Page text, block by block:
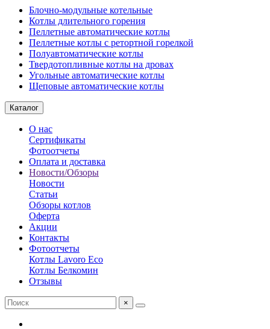
Блочно-модульные котельные
Котлы длительного горения
Пеллетные автоматические котлы
Пеллетные котлы с ретортной горелкой
Полуавтоматические котлы
Твердотопливные котлы на дровах
Угольные автоматические котлы
Щеповые автоматические котлы
Каталог
О нас
Сертификаты
Фотоотчеты
Оплата и доставка
Новости/Обзоры
Новости
Статьи
Обзоры котлов
Оферта
Акции
Контакты
Фотоотчеты
Котлы Lavoro Eco
Котлы Белкомин
Отзывы
×